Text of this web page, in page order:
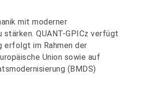
mit moderner
QUANT-GPICz verfügt
erfolgt im Rahmen der
Union sowie auf
(BMDS)